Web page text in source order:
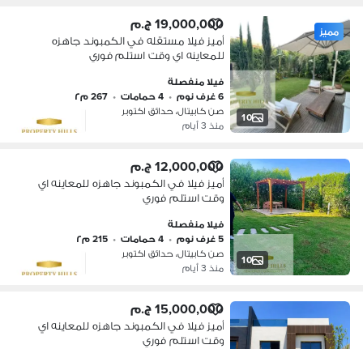
10
مميز 19,000,000 ج.م
أميز فيلا مستقله في الكمبوند جاهزه
للمعاينه اي وقت استلم فوري
فيلا منفصلة
6 غرف نوم
• 4 حمامات • 267 م٢
صن كابيتال، حدائق اكتوبر
منذ 3 أيام
10
12,000,000 ج.م
أميز فيلا في الكمبوند جاهزه للمعاينه اي
وقت استلم فوري
فيلا منفصلة
5 غرف نوم
• 4 حمامات • 215 م٢
صن كابيتال، حدائق اكتوبر
منذ 3 أيام
15,000,000 ج.م
أميز فيلا في الكمبوند جاهزه للمعاينه اي
وقت استلم فوري